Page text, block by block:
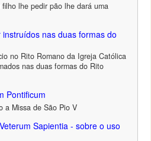
lhe pedir pão lhe dará uma
nas duas formas do
no Rito Romano da Igreja Católica
nas duas formas do Rito
Pontificum
a Missa de São Pio V
Sapientia - sobre o uso